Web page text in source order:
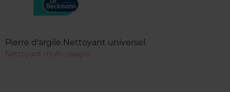
Pierre d'argile Nettoyant universel
Nettoyant multi-usages